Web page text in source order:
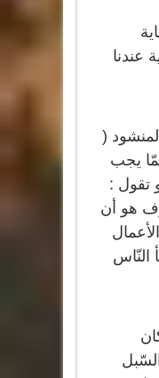
عندنا
(
يجب
تقول :
هو أن
النّاس